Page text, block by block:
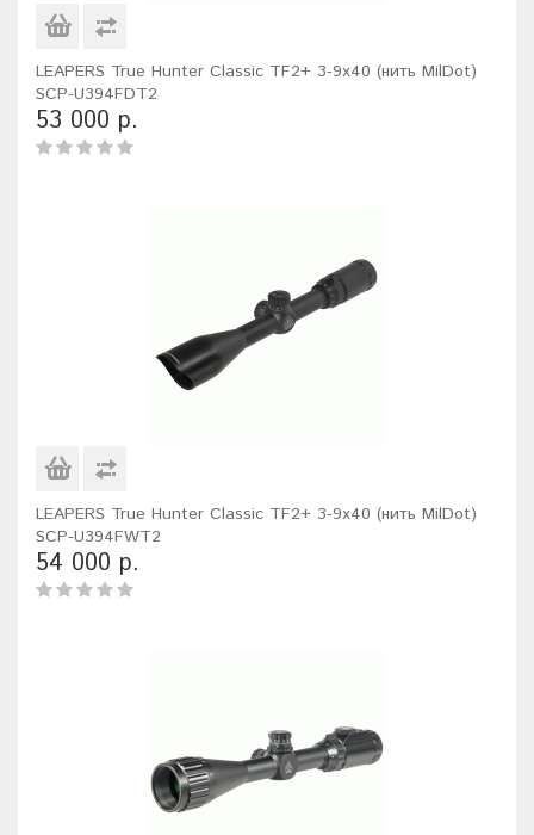
LEAPERS True Hunter Classic TF2+ 3-9x40 (нить MilDot)
SCP-U394FDT2
53 000 р.
LEAPERS True Hunter Classic TF2+ 3-9x40 (нить MilDot)
SCP-U394FWT2
54 000 р.